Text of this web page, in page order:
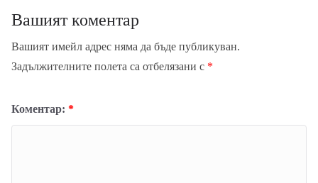
Вашият коментар
Вашият имейл адрес няма да бъде публикуван.
Задължителните полета са отбелязани с *
Коментар: *